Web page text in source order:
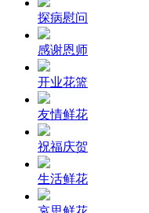
探病慰问
感谢恩师
开业花篮
友情鲜花
祝福庆贺
生活鲜花